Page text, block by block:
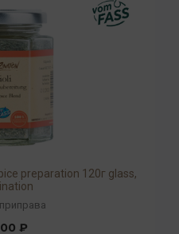
preparation 120г glass,
приправа
₽